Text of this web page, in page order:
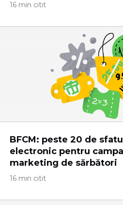
16 min citit
BFCM: peste 20 de
electronic pentru
marketing de sărbători
16 min citit